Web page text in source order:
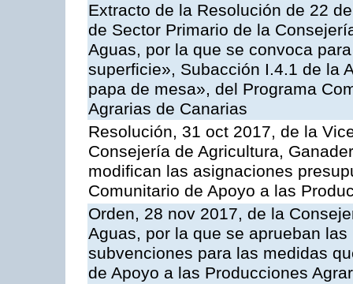
Extracto de la Resolución de 22
de Sector Primario de la
Aguas, por la que se convoca
superficie», Subacción I.4.1 de la
papa de mesa», del Programa
Agrarias de Canarias
Resolución, 31 oct 2017, de la
Consejería de Agricultura,
modifican las asignaciones
Comunitario de Apoyo a las
Orden, 28 nov 2017, de la
Aguas, por la que se aprueban
subvenciones para las medidas
de Apoyo a las Producciones